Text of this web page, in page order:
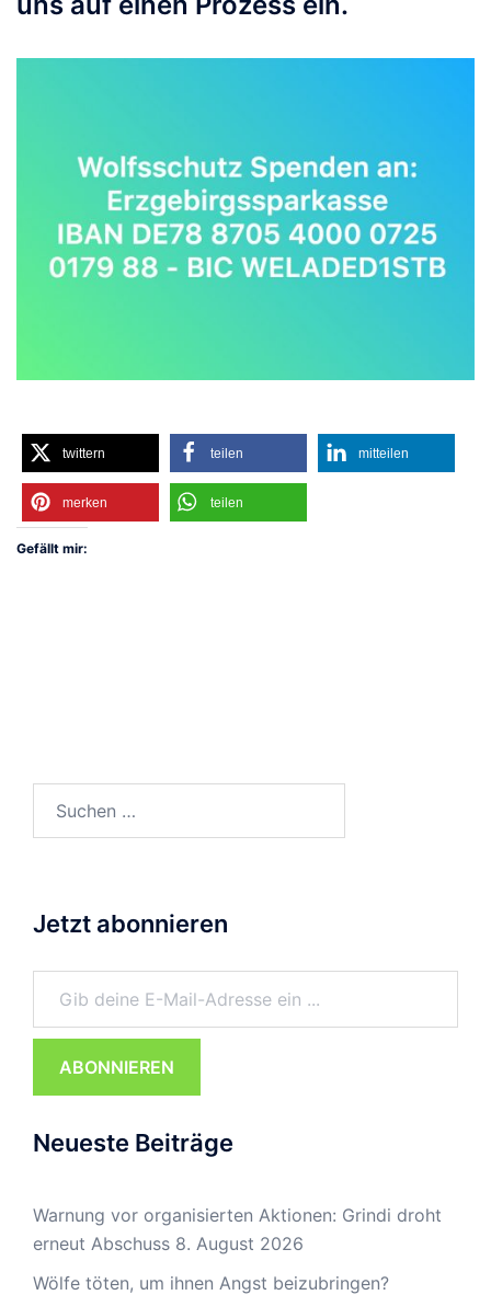
twittern teilen mitteilen
merken teilen
Gefällt mir:
nach:
Jetzt abonnieren
Gib deine E-Mail-Adresse ein ...
ABONNIEREN
Neueste Beiträge
Warnung vor organisierten Aktionen: Grindi droht
erneut Abschuss 8. August 2026
Wölfe töten, um ihnen Angst beizubringen?